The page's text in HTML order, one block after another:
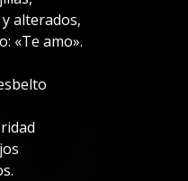
alterados,
«Te amo».